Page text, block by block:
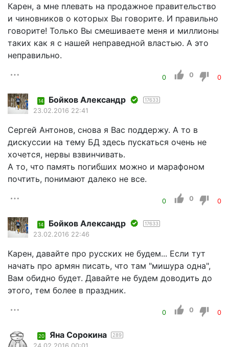
Карен, а мне плевать на продажное правительство
и чиновников о которых Вы говорите. И правильно
говорите! Только Вы смешиваете меня и миллионы
таких как я с нашей неправедной властью. А это
неправильно.
0 0 0
14 Бойков Александр 17633
23.02.2016 22:41
Сергей Антонов, снова я Вас поддержу. А то в
дискуссии на тему БД здесь пускаться очень не
хочется, нервы взвинчивать.
А то, что память погибших можно и марафоном
почтить, понимают далеко не все.
0 0 0
14 Бойков Александр 17633
23.02.2016 22:46
Карен, давайте про русских не будем... Если тут
начать про армян писать, что там "мишура одна",
Вам обидно будет. Давайте не будем доводить до
этого, тем более в праздник.
0 0 0
20 Яна Сорокина 289